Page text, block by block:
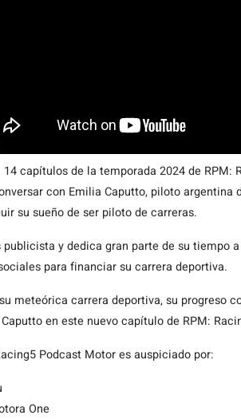
14 capítulos de la temporada 2024 de
con Emilia Caputto, piloto
su sueño de ser piloto de carreras.
publicista y dedica gran parte de su tiempo
para financiar su carrera deportiva.
meteórica carrera deportiva, su progreso
en este nuevo capítulo de RPM:
Podcast Motor es auspiciado por:
One